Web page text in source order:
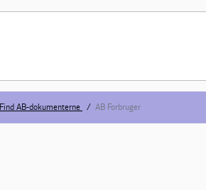
Find AB-dokumenterne AB Forbruger